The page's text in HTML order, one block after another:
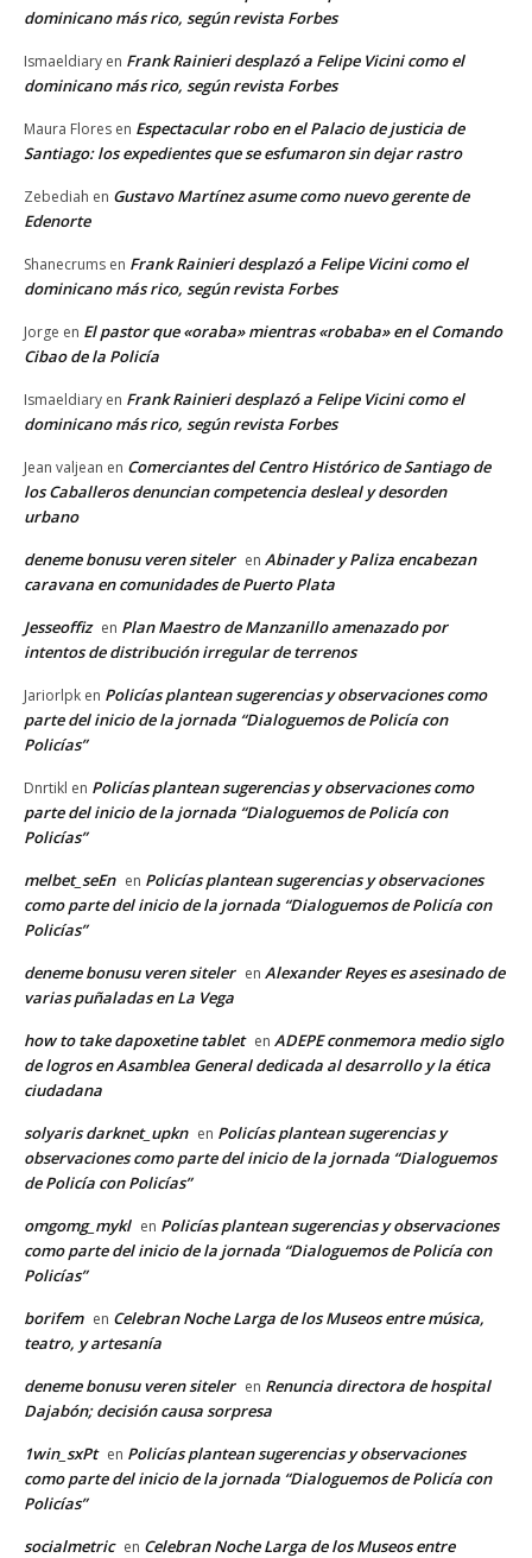
dominicano más rico, según revista Forbes
Ismaeldiary en Frank Rainieri desplazó a Felipe Vicini como el
dominicano más rico, según revista Forbes
Maura Flores en Espectacular robo en el Palacio de justicia de
Santiago: los expedientes que se esfumaron sin dejar rastro
Zebediah en Gustavo Martínez asume como nuevo gerente de
Edenorte
Shanecrums en Frank Rainieri desplazó a Felipe Vicini como el
dominicano más rico, según revista Forbes
Jorge en El pastor que «oraba» mientras «robaba» en el Comando
Cibao de la Policía
Ismaeldiary en Frank Rainieri desplazó a Felipe Vicini como el
dominicano más rico, según revista Forbes
Jean valjean en Comerciantes del Centro Histórico de Santiago de
los Caballeros denuncian competencia desleal y desorden
urbano
deneme bonusu veren siteler en Abinader y Paliza encabezan
caravana en comunidades de Puerto Plata
Jesseoffiz en Plan Maestro de Manzanillo amenazado por
intentos de distribución irregular de terrenos
Jariorlpk en Policías plantean sugerencias y observaciones como
parte del inicio de la jornada “Dialoguemos de Policía con
Policías”
Dnrtikl en Policías plantean sugerencias y observaciones como
parte del inicio de la jornada “Dialoguemos de Policía con
Policías”
melbet_seEn en Policías plantean sugerencias y observaciones
como parte del inicio de la jornada “Dialoguemos de Policía con
Policías”
deneme bonusu veren siteler en Alexander Reyes es asesinado de
varias puñaladas en La Vega
how to take dapoxetine tablet en ADEPE conmemora medio siglo
de logros en Asamblea General dedicada al desarrollo y la ética
ciudadana
solyaris darknet_upkn en Policías plantean sugerencias y
observaciones como parte del inicio de la jornada “Dialoguemos
de Policía con Policías”
omgomg_mykl en Policías plantean sugerencias y observaciones
como parte del inicio de la jornada “Dialoguemos de Policía con
Policías”
borifem en Celebran Noche Larga de los Museos entre música,
teatro, y artesanía
deneme bonusu veren siteler en Renuncia directora de hospital
Dajabón; decisión causa sorpresa
1win_sxPt en Policías plantean sugerencias y observaciones
como parte del inicio de la jornada “Dialoguemos de Policía con
Policías”
socialmetric en Celebran Noche Larga de los Museos entre